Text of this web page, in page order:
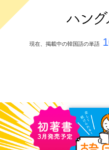
現在、掲載中の韓国語の単語